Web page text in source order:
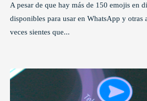
A pesar de que hay más de 150 emojis en
disponibles para usar en WhatsApp y otras
veces sientes que...